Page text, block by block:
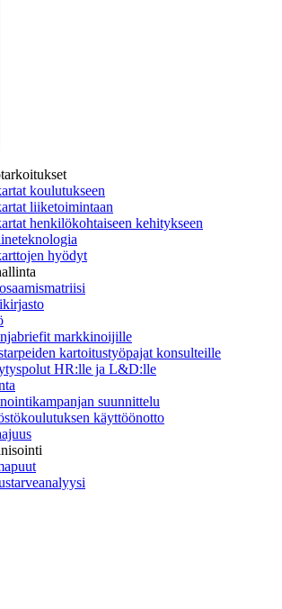
koulutukseen
liiketoimintaan
henkilökohtaiseen kehitykseen
hyödyt
markkinoijille
kartoitustyöpajat konsulteille
HR:lle ja L&D:lle
suunnittelu
käyttöönotto